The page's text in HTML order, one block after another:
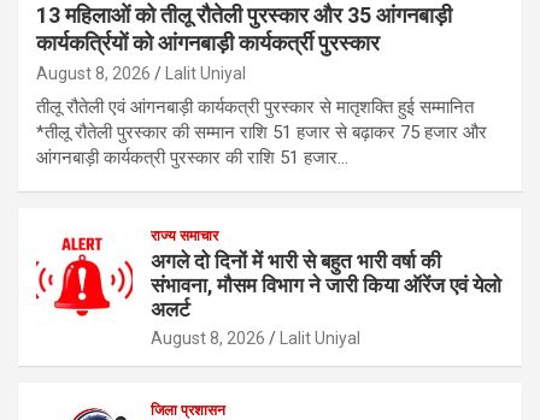
13 महिलाओं को तीलू रौतेली पुरस्कार और 35 आंगनबाड़ी
कार्यकर्त्रियों को आंगनबाड़ी कार्यकर्त्री पुरस्कार
August 8, 2026 Lalit Uniyal
तीलू रौतेली एवं आंगनबाड़ी कार्यकत्री पुरस्कार से मातृशक्ति हुई सम्मानित
*तीलू रौतेली पुरस्कार की सम्मान राशि 51 हजार से बढ़ाकर 75 हजार और
आंगनबाड़ी कार्यकत्री पुरस्कार की राशि 51 हजार…
राज्य समाचार
अगले दो दिनों में भारी से बहुत भारी वर्षा की
संभावना, मौसम विभाग ने जारी किया ऑरेंज एवं येलो
अलर्ट
August 8, 2026 Lalit Uniyal
जिला प्रशासन